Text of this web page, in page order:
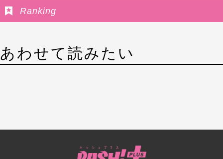
Ranking
あわせて読みたい